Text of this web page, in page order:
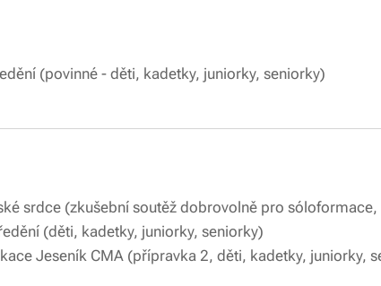
(povinné - děti, kadetky, juniorky, seniorky)
srdce (zkušební soutěž dobrovolně pro
- soustředění (děti,
Jeseník CMA (přípravka 2, děti, kadetky, juniorky,